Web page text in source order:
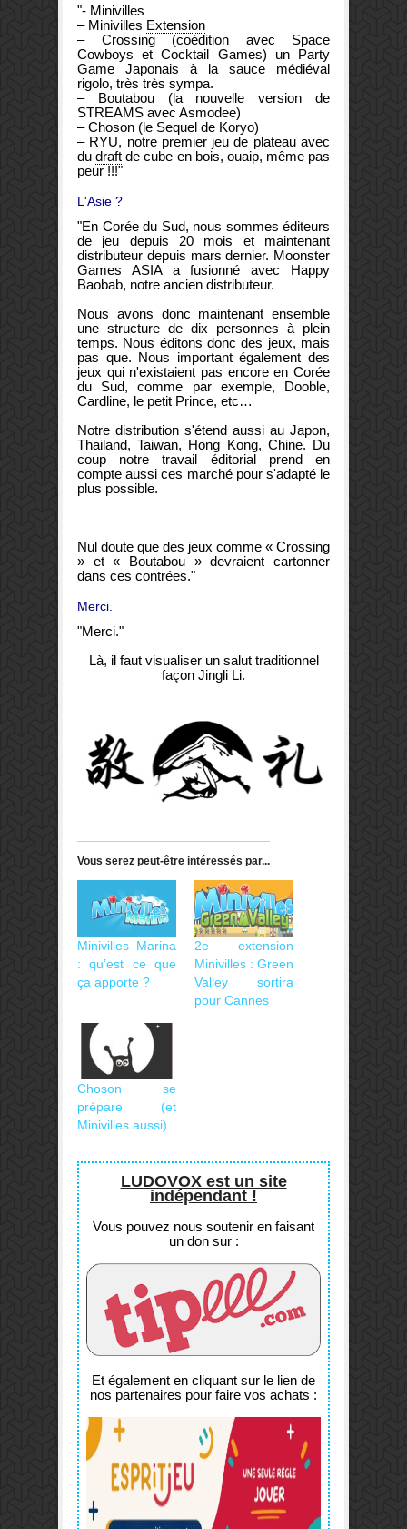
"- Minivilles
– Minivilles Extension
– Crossing (coédition avec Space
Cowboys et Cocktail Games) un Party
Game Japonais à la sauce médiéval
rigolo, très très sympa.
– Boutabou (la nouvelle version de
STREAMS avec Asmodee)
– Choson (le Sequel de Koryo)
– RYU, notre premier jeu de plateau avec
dudraft de cube en bois, ouaip, même pas
peur !!!"
L'Asie ?
"En Corée du Sud, nous sommes éditeurs
de jeu depuis 20 mois et maintenant
distributeur depuis mars dernier. Moonster
Games ASIA a fusionné avec Happy
Baobab, notre ancien distributeur.
Nous avons donc maintenant ensemble
une structure de dix personnes à plein
temps. Nous éditons donc des jeux, mais
pas que. Nous important également des
jeux qui n'existaient pas encore en Corée
du Sud, comme par exemple, Dooble,
Cardline, le petit Prince, etc…
Notre distribution s'étend aussi au Japon,
Thailand, Taiwan, Hong Kong, Chine. Du
coup notre travail éditorial prend en
compte aussi ces marché pour s'adapté le
plus possible.
Nul doute que des jeux comme « Crossing
» et « Boutabou » devraient cartonner
dans ces contrées."
Merci.
"Merci."
Là, il faut visualiser un salut traditionnel
façon Jingli Li.
Vous serez peut-être intéressés par...
Minivilles Marina
: qu’est ce que
ça apporte ?
2e extension
Minivilles : Green
Valley sortira
pour Cannes
Choson se
prépare (et
Minivilles aussi)
LUDOVOX est un site
indépendant !
Vous pouvez nous soutenir en faisant
un don sur :
Et également en cliquant sur le lien de
nos partenaires pour faire vos achats :